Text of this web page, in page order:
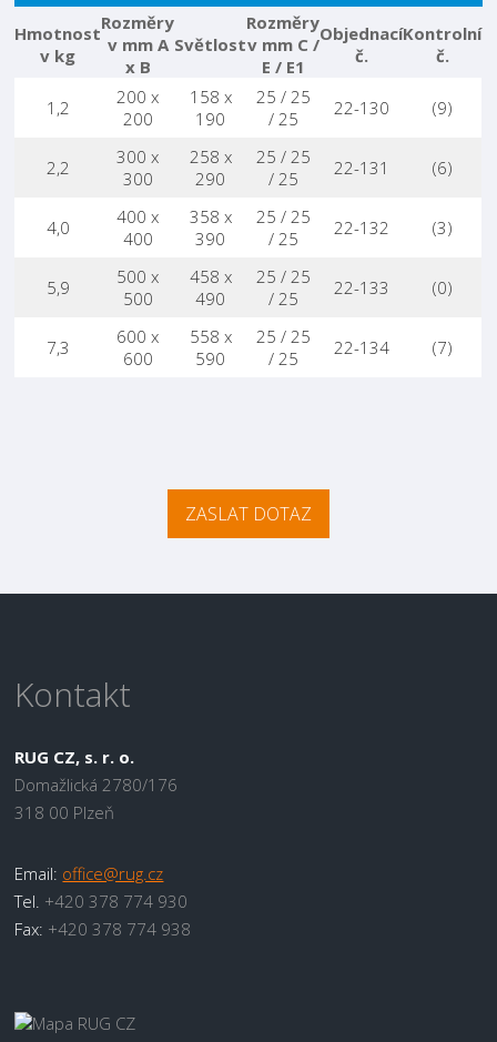
Hmotnost
v kg
Rozměry
v mm A
x B
Světlost
Rozměry
v mm C /
E / E1
Objednací
č.
Kontrolní
č.
1,2
200 x
200
158 x
190
25 / 25
/ 25
22-130 (9)
2,2
300 x
300
258 x
290
25 / 25
/ 25
22-131 (6)
4,0
400 x
400
358 x
390
25 / 25
/ 25
22-132 (3)
5,9
500 x
500
458 x
490
25 / 25
/ 25
22-133 (0)
7,3
600 x
600
558 x
590
25 / 25
/ 25
22-134 (7)
ZASLAT DOTAZ
Kontakt
RUG CZ, s. r. o.
Domažlická 2780/176
318 00 Plzeň
Email: office@rug.cz
Tel. +420 378 774 930
Fax: +420 378 774 938